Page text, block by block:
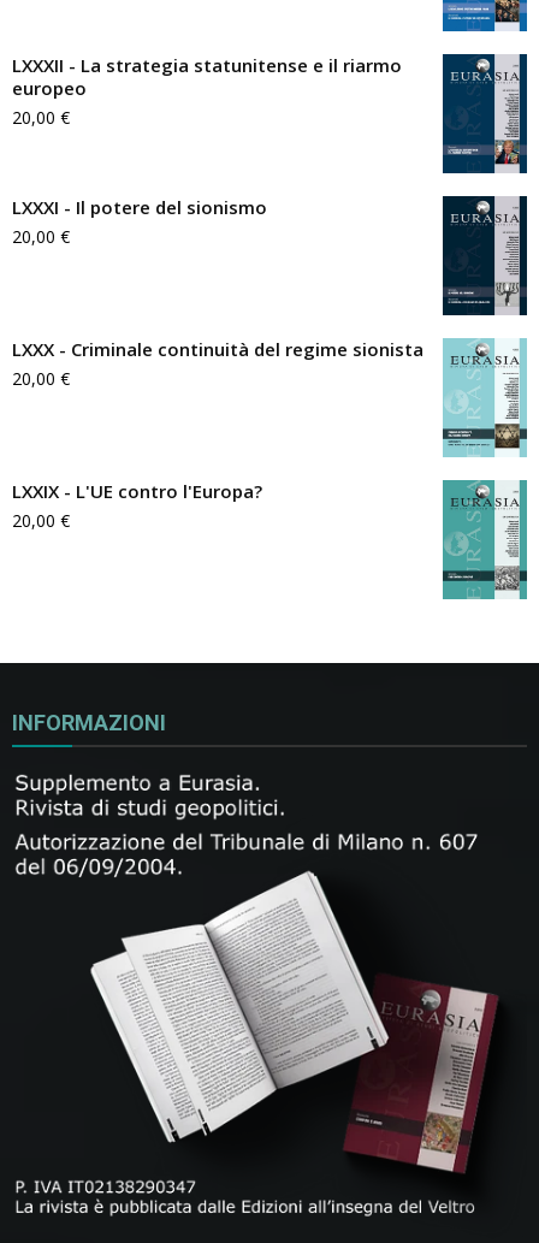
LXXXII - La strategia statunitense e il riarmo
europeo
20,00 €
LXXXI - Il potere del sionismo
20,00 €
LXXX - Criminale continuità del regime sionista
20,00 €
LXXIX - L'UE contro l'Europa?
20,00 €
INFORMAZIONI